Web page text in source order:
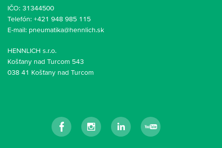
HENNLICH s.r.o.
Košťany nad Turcom 543
038 41 Košťany nad Turcom
IČO: 31344500
Telefón: +421 948 985 115
E-mail: pneumatika@hennlich.sk
FacebookInstagramLinkedIn YouTube